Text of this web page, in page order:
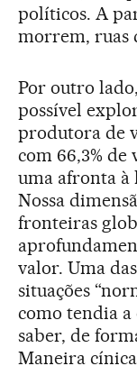
políticos. A
morrem, ruas
Por outro
possível
produtora de
com 66,3% de
uma afronta à
Nossa
fronteiras
valor. Uma
situações
como tendia
saber, de
Maneira